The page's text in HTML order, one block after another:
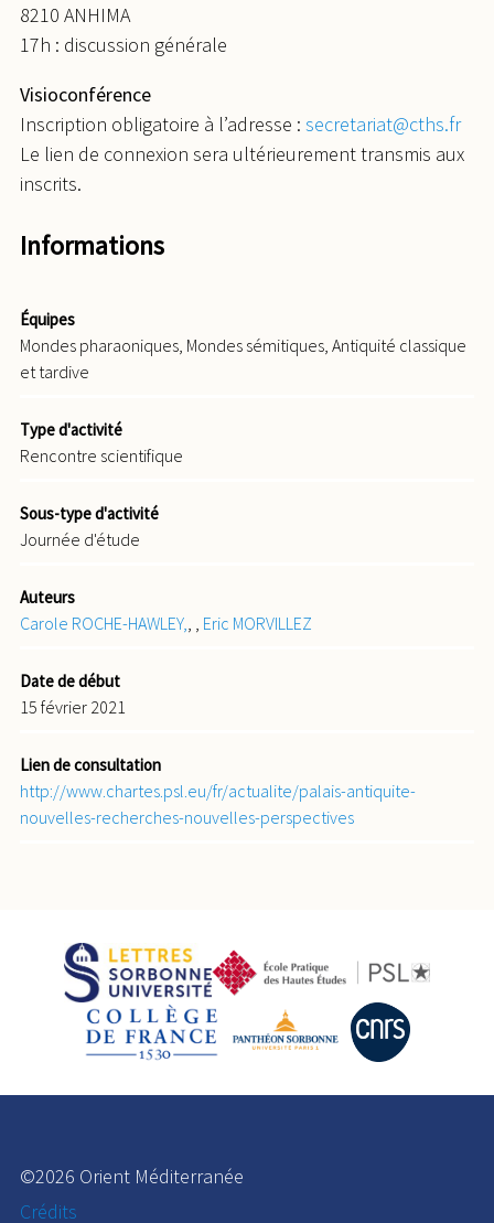
8210 ANHIMA
17h : discussion générale
Visioconférence
Inscription obligatoire à l’adresse : secretariat@cths.fr
Le lien de connexion sera ultérieurement transmis aux
inscrits.
Informations
Équipes
Mondes pharaoniques, Mondes sémitiques, Antiquité classique
et tardive
Type d'activité
Rencontre scientifique
Sous-type d'activité
Journée d'étude
Auteurs
Carole ROCHE-HAWLEY,, , Eric MORVILLEZ
Date de début
15 février 2021
Lien de consultation
http://www.chartes.psl.eu/fr/actualite/palais-antiquite-
nouvelles-recherches-nouvelles-perspectives
©2026 Orient Méditerranée
Crédits